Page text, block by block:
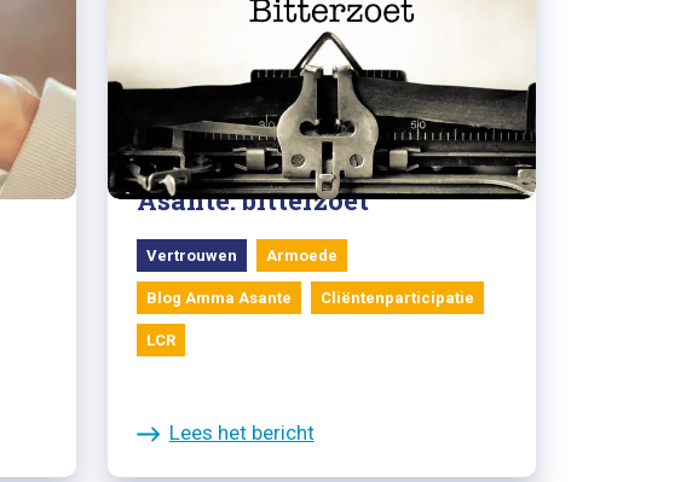
05/09/2022
Laatste blog van Amma
Asante: bitterzoet
Vertrouwen Armoede
Blog Amma Asante Cliëntenparticipatie
LCR
Lees het bericht